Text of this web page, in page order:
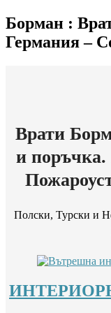
Борман :
Германия –
Врати
и
Полски, Турски и